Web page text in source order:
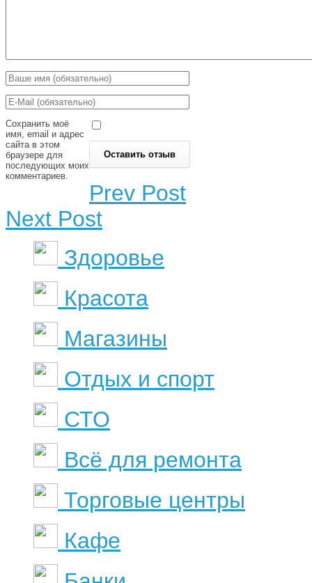
Сохранить моё
имя, email и адрес
сайта в этом
браузере для
последующих моих
комментариев.
Prev Post
Next Post
Здоровье
Красота
Магазины
Отдых и спорт
СТО
Всё для ремонта
Торговые центры
Кафе